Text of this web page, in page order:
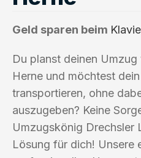
Geld sparen beim
Du planst deinen
Herne und möchtest
transportieren, ohne
auszugeben? Keine
Umzugskönig Drechsler
Lösung für dich! Unsere